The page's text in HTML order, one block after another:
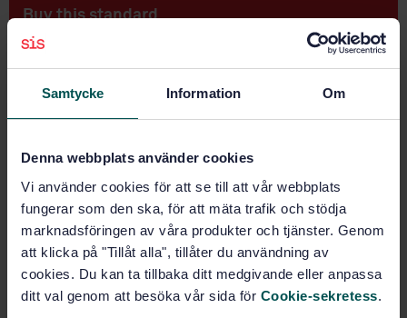
Samtycke Information Om
Denna webbplats använder cookies
Vi använder cookies för att se till att vår webbplats
fungerar som den ska, för att mäta trafik och stödja
marknadsföringen av våra produkter och tjänster. Genom
att klicka på "Tillåt alla", tillåter du användning av
cookies. Du kan ta tillbaka ditt medgivande eller anpassa
ditt val genom att besöka vår sida för Cookie-sekretess.
Buy this standard
SWEDISH STANDARD · SS-EN ISO 7963:2010
Subscribe on standards - Read more
Price: 943 SEK
PDF
Add to cart